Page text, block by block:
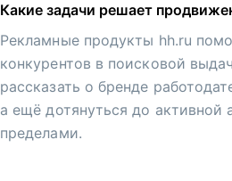
Какие задачи решает
Рекламные продукты hh.ru
конкурентов в поисковой
рассказать о бренде
а ещё дотянуться до активной
пределами.